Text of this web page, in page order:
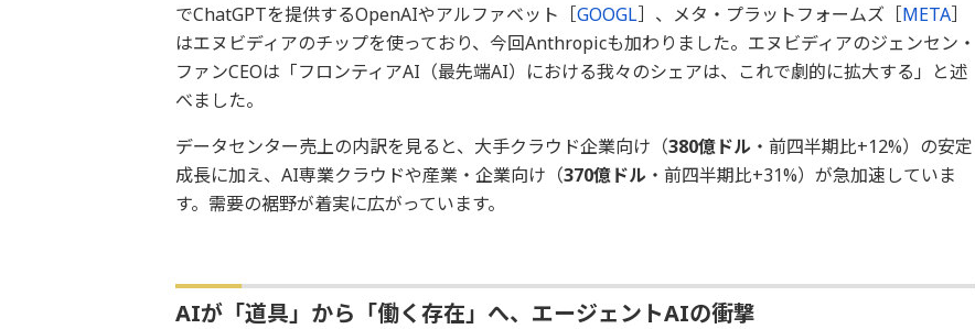
でChatGPTを提供するOpenAIやアルファベット［GOOGL］、メタ・プラットフォームズ［META］
はエヌビディアのチップを使っており、今回Anthropicも加わりました。エヌビディアのジェンセン・
ファンCEOは「フロンティアAI（最先端AI）における我々のシェアは、これで劇的に拡大する」と述
べました。
データセンター売上の内訳を見ると、大手クラウド企業向け（380億ドル ・前四半期比+12%）の安定
成長に加え、AI専業クラウドや産業・企業向け（370億ドル ・前四半期比+31%）が急加速していま
す。需要の裾野が着実に広がっています。
AIが「道具」から「働く存在」へ、エージェントAIの衝撃